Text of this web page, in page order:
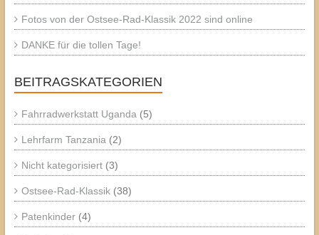
Fotos von der Ostsee-Rad-Klassik 2022 sind online
DANKE für die tollen Tage!
BEITRAGSKATEGORIEN
Fahrradwerkstatt Uganda (5)
Lehrfarm Tanzania (2)
Nicht kategorisiert(3)
Ostsee-Rad-Klassik(38)
Patenkinder(4)